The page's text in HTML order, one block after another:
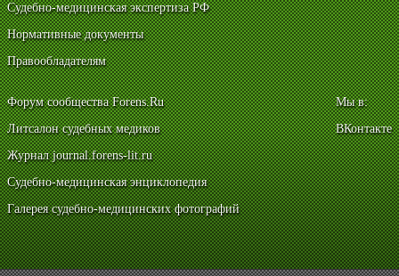
Судебно-медицинская экспертиза РФ
Нормативные документы
Правообладателям
Форум сообщества Forens.Ru
Литсалон судебных медиков
Журнал journal.forens-lit.ru
Судебно-медицинская энциклопедия
Галерея судебно-медицинских фотографий
Мы в:
ВКонтакте